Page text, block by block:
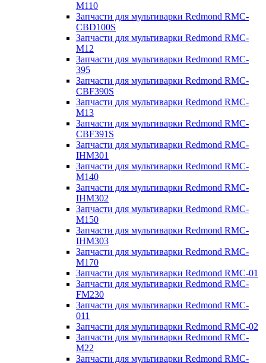
M110
Запчасти для мультиварки Redmond RMC-
CBD100S
Запчасти для мультиварки Redmond RMC-
M12
Запчасти для мультиварки Redmond RMC-
395
Запчасти для мультиварки Redmond RMC-
CBF390S
Запчасти для мультиварки Redmond RMC-
M13
Запчасти для мультиварки Redmond RMC-
CBF391S
Запчасти для мультиварки Redmond RMC-
IHM301
Запчасти для мультиварки Redmond RMC-
M140
Запчасти для мультиварки Redmond RMC-
IHM302
Запчасти для мультиварки Redmond RMC-
M150
Запчасти для мультиварки Redmond RMC-
IHM303
Запчасти для мультиварки Redmond RMC-
M170
Запчасти для мультиварки Redmond RMC-01
Запчасти для мультиварки Redmond RMC-
FM230
Запчасти для мультиварки Redmond RMC-
011
Запчасти для мультиварки Redmond RMC-02
Запчасти для мультиварки Redmond RMC-
M22
Запчасти для мультиварки Redmond RMC-